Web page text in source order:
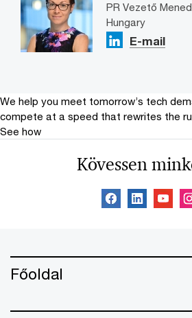
PR Vezető
Hungary
E-mail
We help you meet tomorrow’s tech
compete at a speed that rewrites the
See how
Kövessen
Főoldal